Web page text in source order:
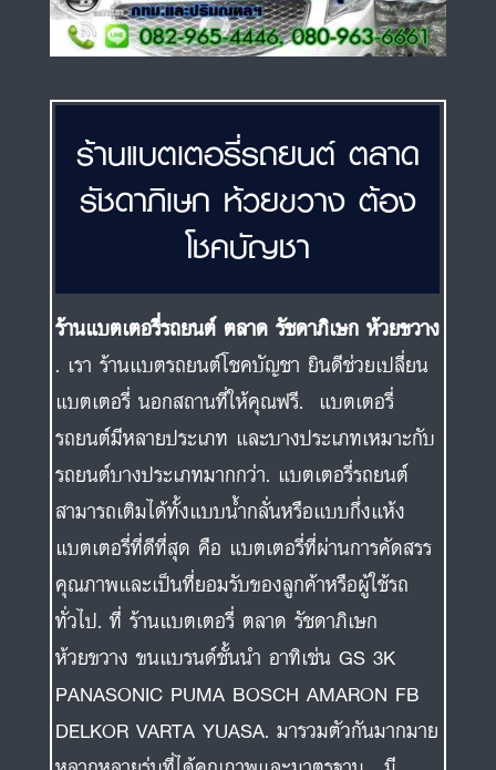
ร้านแบตเตอรี่รถยนต์ ตลาด
รัชดาภิเษก ห้วยขวาง ต้อง
โชคบัญชา
ร้านแบตเตอรี่รถยนต์ ตลาด รัชดาภิเษก ห้วยขวาง
. เรา ร้านแบตรถยนต์โชคบัญชา ยินดีช่วยเปลี่ยน
แบตเตอรี่ นอกสถานที่ให้คุณฟรี. แบตเตอรี่
รถยนต์มีหลายประเภท และบางประเภทเหมาะกับ
รถยนต์บางประเภทมากกว่า. แบตเตอรี่รถยนต์
สามารถเติมได้ทั้งแบบน้ำกลั่นหรือแบบกึ่งแห้ง
แบตเตอรี่ที่ดีที่สุด คือ แบตเตอรี่ที่ผ่านการคัดสรร
คุณภาพและเป็นที่ยอมรับของลูกค้าหรือผู้ใช้รถ
ทั่วไป. ที่ ร้านแบตเตอรี่ ตลาด รัชดาภิเษก
ห้วยขวาง ขนแบรนด์ชั้นนำ อาทิเช่น GS 3K
PANASONIC PUMA BOSCH AMARON FB
DELKOR VARTA YUASA. มารวมตัวกันมากมาย